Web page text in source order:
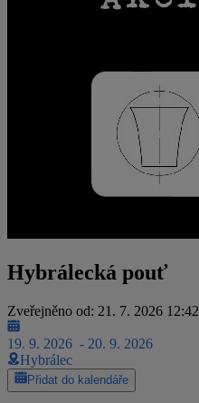
Hybrálecká pouť
Zveřejněno od: 21. 7. 2026 12:42
19. 9. 2026 - 20. 9. 2026
Hybrálec
Přidat do kalendáře